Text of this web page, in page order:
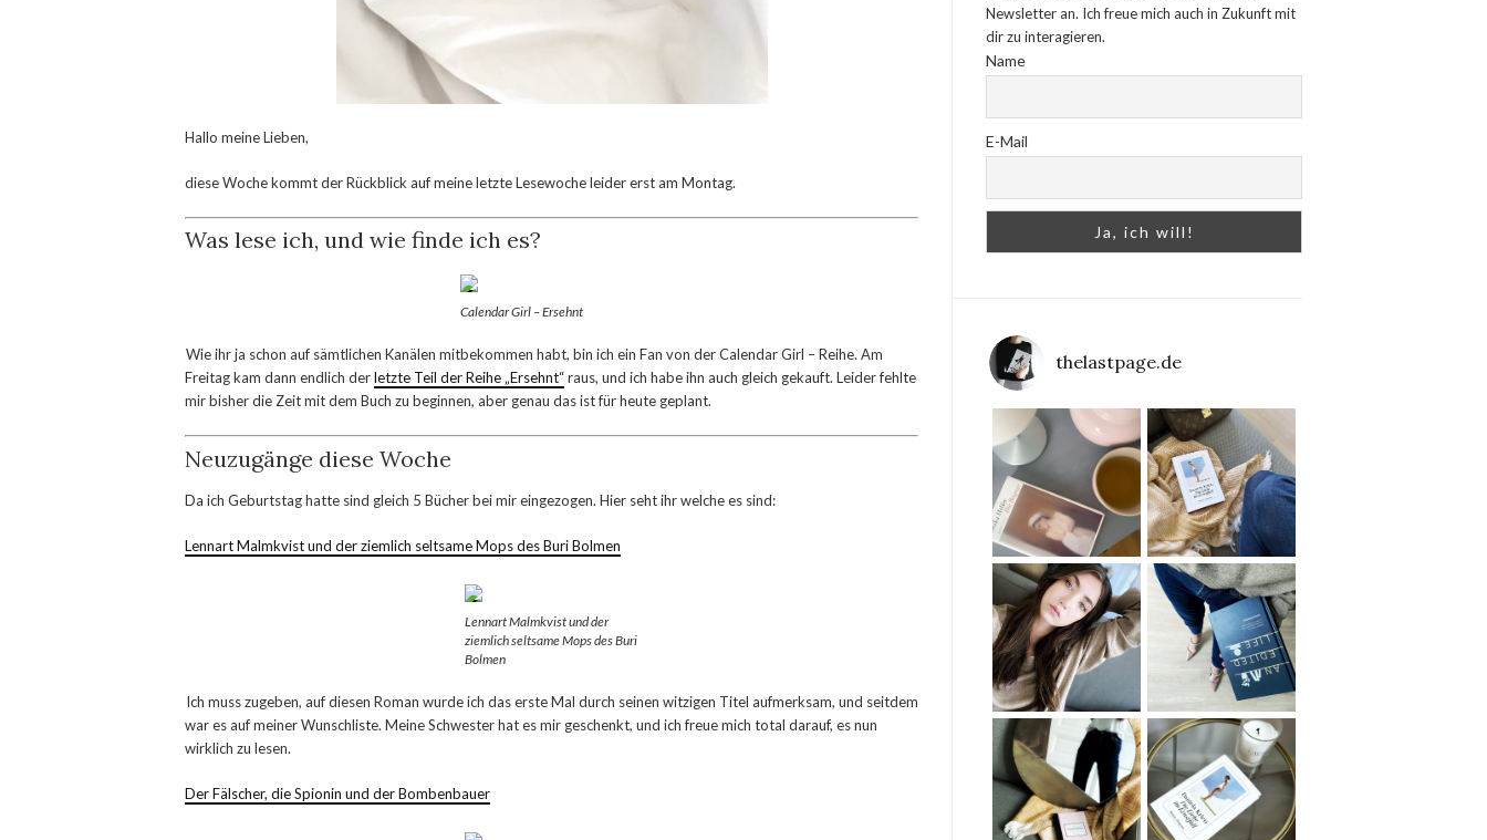
Hallo meine Lieben,
diese Woche kommt der Rückblick auf meine letzte Lesewoche leider erst am Montag.
Was lese ich, und wie finde ich es?
Calendar Girl – Ersehnt
Wie ihr ja schon auf sämtlichen Kanälen mitbekommen habt, bin ich ein Fan von der Calendar Girl – Reihe. Am
Freitag kam dann endlich derletzte Teil der Reihe „Ersehnt“raus, und ich habe ihn auch gleich gekauft. Leider fehlte
mir bisher die Zeit mit dem Buch zu beginnen, aber genau das ist für heute geplant.
Neuzugänge diese Woche
Da ich Geburtstag hatte sind gleich 5 Bücher bei mir eingezogen. Hier seht ihr welche es sind:
Lennart Malmkvist und der ziemlich seltsame Mops des Buri Bolmen
Lennart Malmkvist und der
ziemlich seltsame Mops des Buri
Bolmen
Ich muss zugeben, auf diesen Roman wurde ich das erste Mal durch seinen witzigen Titel aufmerksam, und seitdem
war es auf meiner Wunschliste. Meine Schwester hat es mir geschenkt, und ich freue mich total darauf, es nun
wirklich zu lesen.
Der Fälscher, die Spionin und der Bombenbauer
Newsletter an. Ich freue mich auch in Zukunft mit
dir zu interagieren.
Name
E-Mail
thelastpage.de